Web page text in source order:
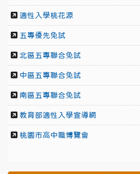
適性入學桃花源
五專優先免試
北區五專聯合免試
中區五專聯合免試
南區五專聯合免試
教育部適性入學宣導網
桃園市高中職博覽會